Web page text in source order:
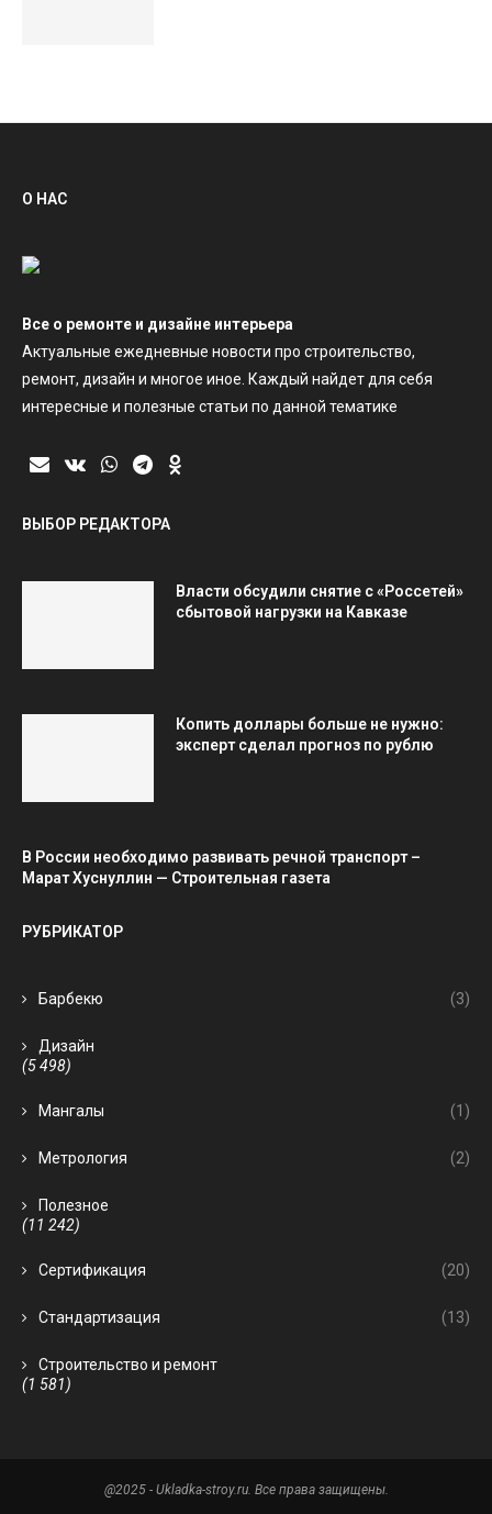
О НАС
Все о ремонте и дизайне интерьера
Актуальные ежедневные новости про строительство,
ремонт, дизайн и многое иное. Каждый найдет для себя
интересные и полезные статьи по данной тематике
ВЫБОР РЕДАКТОРА
Власти обсудили снятие с «Россетей»
сбытовой нагрузки на Кавказе
Копить доллары больше не нужно:
эксперт сделал прогноз по рублю
В России необходимо развивать речной транспорт –
Марат Хуснуллин — Строительная газета
РУБРИКАТОР
Барбекю (3)
Дизайн
(5 498)
Мангалы (1)
Метрология (2)
Полезное
(11 242)
Сертификация (20)
Стандартизация (13)
Строительство и ремонт
(1 581)
@2025 - Ukladka-stroy.ru. Все права защищены.